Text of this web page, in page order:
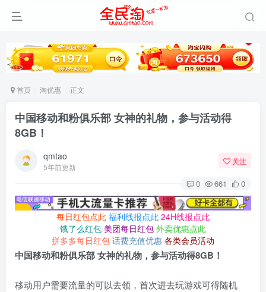
首页 淘优惠 正文
中国移动和粉俱乐部 女神的礼物，参与活动得
8GB！
qmtao
5年前更新
关注
0 661 0
每日红包点此 福利线报点此 24H线报点此
饿了么红包 美团每日红包 外卖优惠点此
拼多多每日红包 话费充值优惠 各类会员活动
中国移动和粉俱乐部 女神的礼物，参与活动得8GB！
移动用户需要流量的可以去领，首次进去玩游戏可得随机